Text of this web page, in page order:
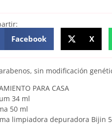
Facebook X
sin modificación
PARA CASA
34 ml
50 ml
limpiadora depuradora Bijin